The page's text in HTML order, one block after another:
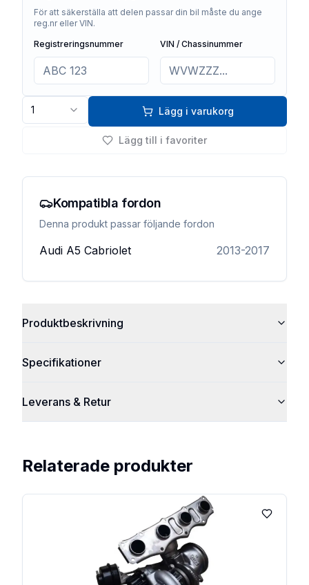
För att säkerställa att delen passar din bil måste du ange
reg.nr eller VIN.
Registreringsnummer
VIN / Chassinummer
1 Lägg i varukorg
Lägg till i favoriter
Kompatibla fordon
Denna produkt passar följande fordon
Audi A5 Cabriolet 2013-2017
Produktbeskrivning
Specifikationer
Leverans & Retur
Relaterade produkter
Lägg till